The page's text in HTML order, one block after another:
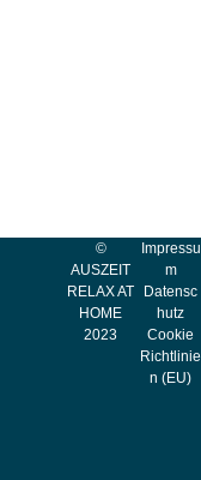
©
AUSZEIT
RELAX AT
HOME
2023
Impressu
m
Datensc
hutz
Cookie
Richtlinie
n (EU)